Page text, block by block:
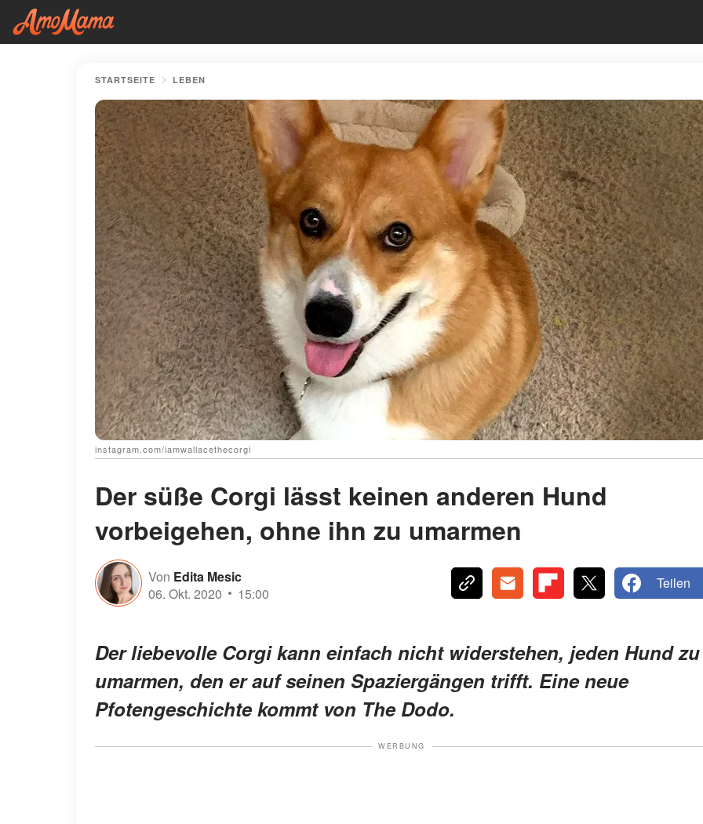
STARTSEITE LEBEN
instagram.com/iamwallacethecorgi
Der süße Corgi lässt keinen anderen Hund
vorbeigehen, ohne ihn zu umarmen
Von Edita Mesic
06. Okt. 2020
15:00
Teilen
Der liebevolle Corgi kann einfach nicht widerstehen, jeden Hund zu
umarmen, den er auf seinen Spaziergängen trifft. Eine neue
Pfotengeschichte kommt von The Dodo.
WERBUNG